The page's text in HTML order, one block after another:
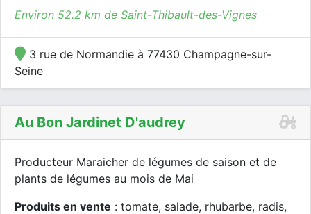
Environ 52.2 km de Saint-Thibault-des-Vignes
3 rue de Normandie à 77430 Champagne-sur-
Seine
Au Bon Jardinet D'audrey
Producteur Maraicher de légumes de saison et de
plants de légumes au mois de Mai
Produits en vente : tomate, salade, rhubarbe, radis,